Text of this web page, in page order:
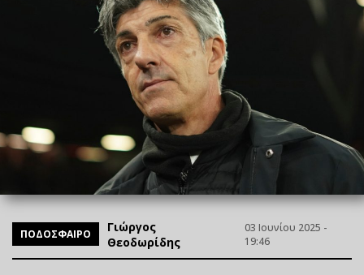
ΠΟΔΟΣΦΑΙΡΟ
Γιώργος
Θεοδωρίδης
03 Ιουνίου 2025 -
19:46